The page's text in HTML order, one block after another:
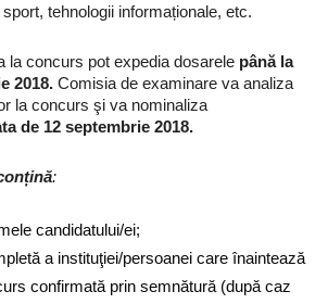
tehnologii informaționale, etc.
la concurs pot expedia dosarele până la
2018. Comisia de examinare va analiza
la concurs şi va nominaliza
de 12 septembrie 2018.
:
candidatului/ei;
a instituţiei/persoanei care înaintează
confirmată prin semnătură (după caz